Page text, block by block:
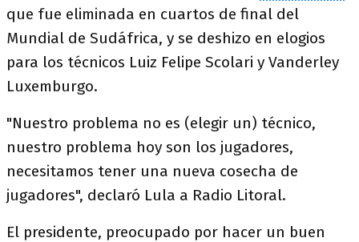
que fue eliminada en cuartos de final del
Mundial de Sudáfrica, y se deshizo en elogios
para los técnicos Luiz Felipe Scolari y Vanderley
Luxemburgo.
"Nuestro problema no es (elegir un) técnico,
nuestro problema hoy son los jugadores,
necesitamos tener una nueva cosecha de
jugadores", declaró Lula a Radio Litoral.
El presidente, preocupado por hacer un buen